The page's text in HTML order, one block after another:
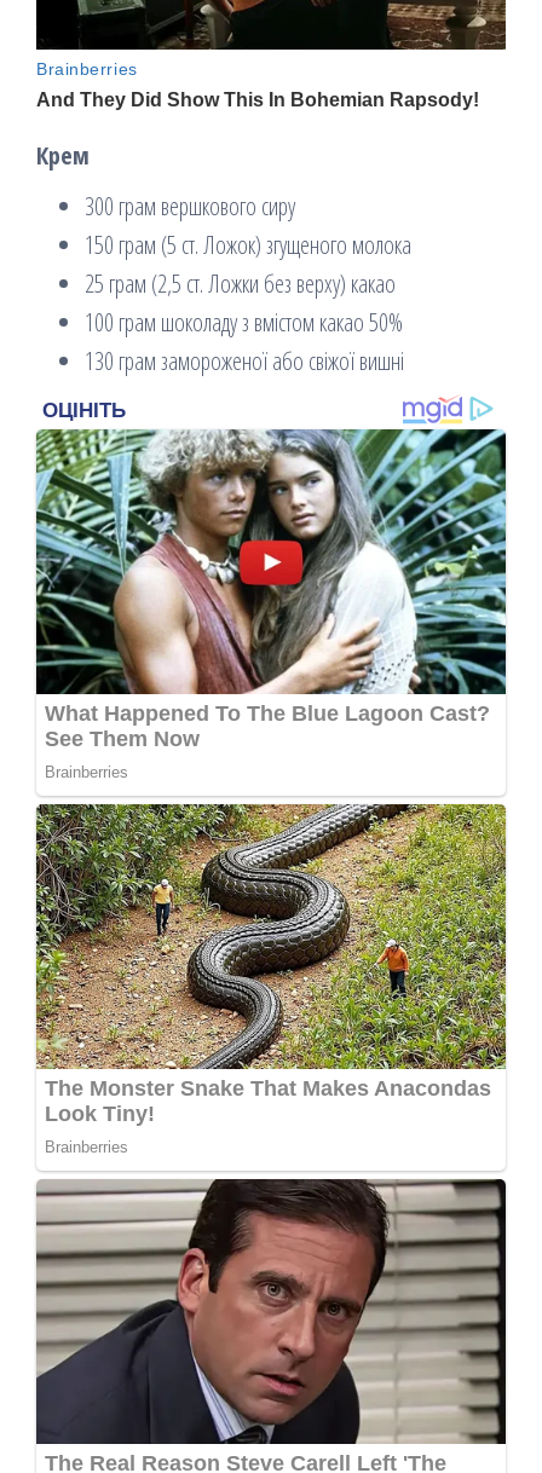
Крем
300 грам вершкового сиру
150 грам (5 ст. Ложок) згущеного молока
25 грам (2,5 ст. Ложки без верху) какао
100 грам шоколаду з вмістом какао 50%
130 грам замороженої або свіжої вишні